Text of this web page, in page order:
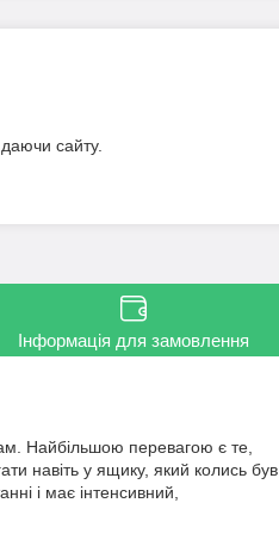
сайту.
Інформація для замовлення
Найбільшою перевагою є те,
навіть у ящику, який колись був
і має інтенсивний,